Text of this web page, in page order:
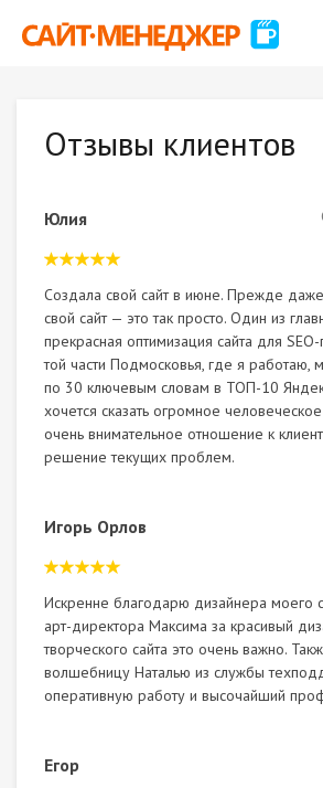
Отзывы клиентов
Юлия
Создала свой сайт в июне. Прежде
свой сайт — это так просто. Один из
прекрасная оптимизация сайта для
той части Подмосковья, где я работаю,
по 30 ключевым словам в ТОП-10
хочется сказать огромное
очень внимательное отношение к
решение текущих проблем.
Игорь Орлов
Искренне благодарю дизайнера моего
арт-директора Максима за красивый
творческого сайта это очень важно.
волшебницу Наталью из службы
оперативную работу и высочайший
Егор